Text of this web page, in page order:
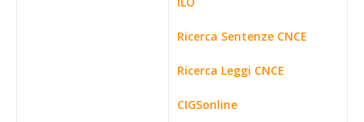
Ricerca Sentenze CNCE
Ricerca Leggi CNCE
CIGSonline